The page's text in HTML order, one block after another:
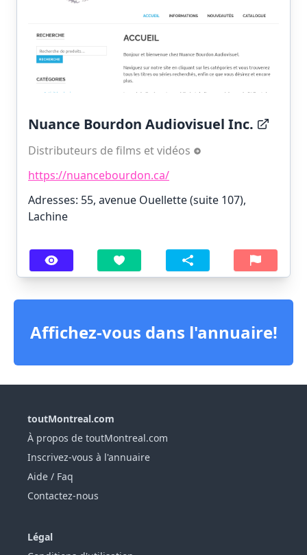
Nuance Bourdon Audiovisuel Inc.
Distributeurs de films et vidéos
https://nuancebourdon.ca/
Adresses: 55, avenue Ouellette (suite 107),
Lachine
Affichez-vous dans l'annuaire!
toutMontreal.com
À propos de toutMontreal.com
Inscrivez-vous à l'annuaire
Aide / Faq
Contactez-nous
Légal